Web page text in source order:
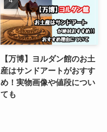
【万博】ヨルダン館のお土
産はサンドアートがおすす
め！実物画像や値段につい
ても